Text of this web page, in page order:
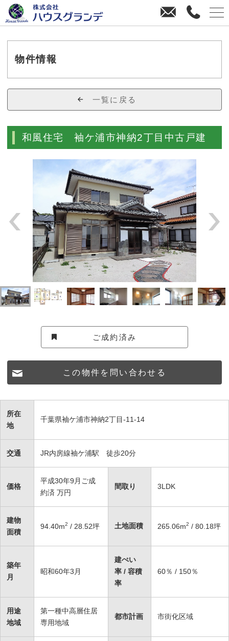
4
7
0
お
物件情報
一覧に戻る
和風住宅 袖ケ浦市神納2丁目中古戸建
ご成約済み
この物件を問い合わせる
所在
地
千葉県袖ケ浦市神納2丁目-11-14
交通 JR内房線袖ケ浦駅 徒歩20分
価格
平成30年9月ご成
約済 万円
間取り 3LDK
建物
面積
94.40m2 / 28.52坪 土地面積 265.06m2 / 80.18坪
築年
月
昭和60年3月
建ぺい
率 / 容積
率
60％ / 150％
用途
地域
第一種中高層住居
専用地域
都市計画 市街化区域